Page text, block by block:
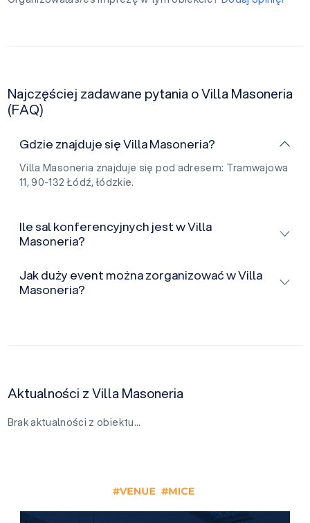
Najczęściej zadawane pytania o Villa Masoneria
(FAQ)
Gdzie znajduje się Villa Masoneria?
Villa Masoneria znajduje się pod adresem: Tramwajowa
11, 90-132 Łódź, łódzkie.
Ile sal konferencyjnych jest w Villa
Masoneria?
Jak duży event można zorganizować w Villa
Masoneria?
Aktualności z Villa Masoneria
Brak aktualności z obiektu…